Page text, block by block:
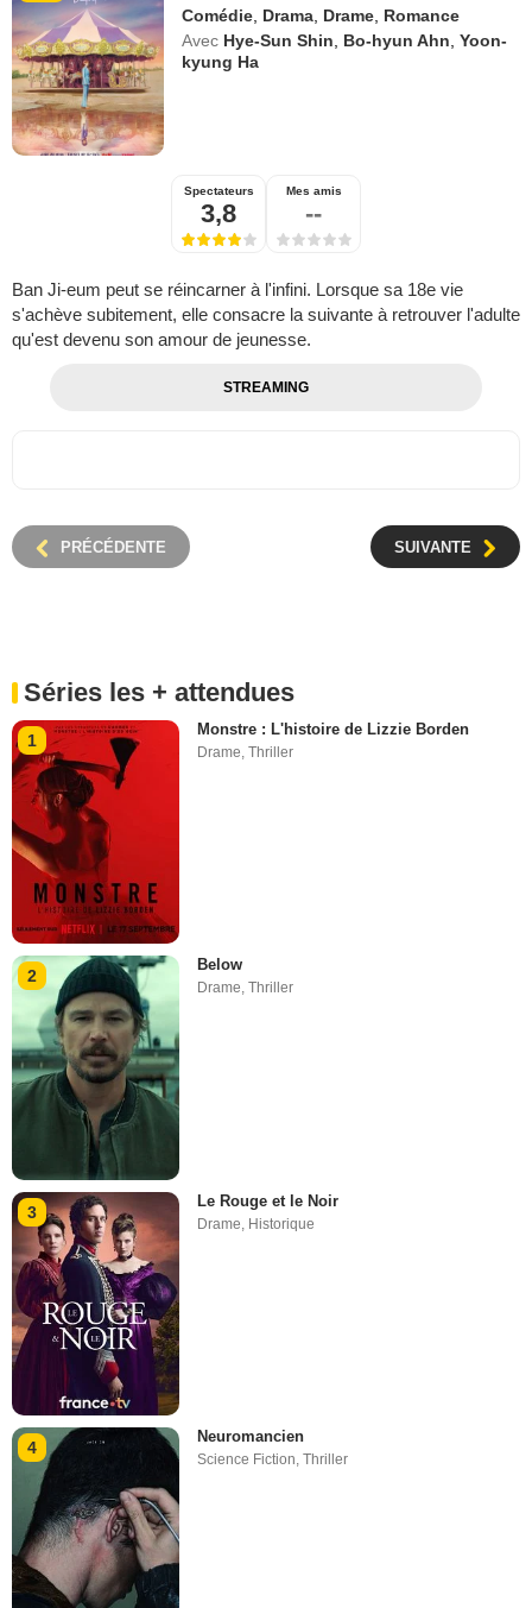
Comédie Drama Drame Romance
Avec Hye-Sun Shin Bo-hyun Ahn ,Yoon-
kyung Ha
Spectateurs
3,8
Mes amis
--
Ban Ji-eum peut se réincarner à l'infini. Lorsque sa 18e vie
s'achève subitement, elle consacre la suivante à retrouver l'adulte
qu'est devenu son amour de jeunesse.
STREAMING
PRÉCÉDENTE SUIVANTE
Séries les + attendues
1
Monstre : L'histoire de Lizzie Borden
Drame,Thriller
2
Below
Drame,Thriller
3
Le Rouge et le Noir
Drame Historique
4
Neuromancien
Science Fiction,Thriller